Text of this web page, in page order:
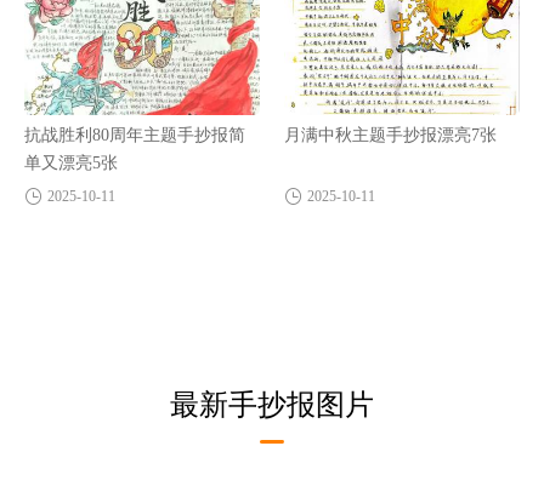
抗战胜利80周年主题手抄报简
单又漂亮5张
2025-10-11
月满中秋主题手抄报漂亮7张
2025-10-11
最新手抄报图片